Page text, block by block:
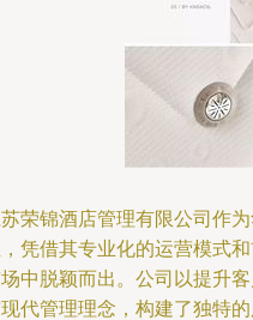
荣锦酒店管理有限公司作
凭借其专业化的运营模式
中脱颖而出。公司以提升
代管理理念，构建了独特的